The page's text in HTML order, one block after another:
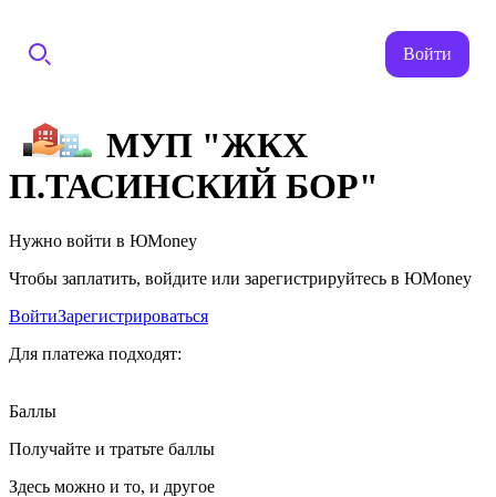
Войти
МУП "ЖКХ
П.ТАСИНСКИЙ БОР"
Нужно войти в ЮMoney
Чтобы заплатить, войдите или зарегистрируйтесь в ЮMoney
ВойтиЗарегистрироваться
Для платежа подходят:
Баллы
Получайте и тратьте баллы
Здесь можно и то, и другое